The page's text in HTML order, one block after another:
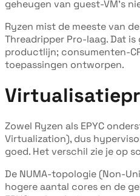
geheugen van guest-VM's
Ryzen mist de meeste van
Threadripper Pro-laag. Dat
productlijn; consumenten-
toepassingen ontworpen.
Zowel Ryzen als EPYC
Virtualization), dus
goed. Het verschil zie je op
De NUMA-topologie (Non-
hogere aantal cores en de